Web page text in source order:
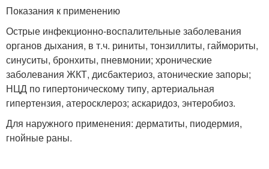
Показания к применению
Острые инфекционно-воспалительные заболевания
органов дыхания, в т.ч. риниты, тонзиллиты, гаймориты,
синуситы, бронхиты, пневмонии; хронические
заболевания ЖКТ, дисбактериоз, атонические запоры;
НЦД по гипертоническому типу, артериальная
гипертензия, атеросклероз; аскаридоз, энтеробиоз.
Для наружного применения: дерматиты, пиодермия,
гнойные раны.